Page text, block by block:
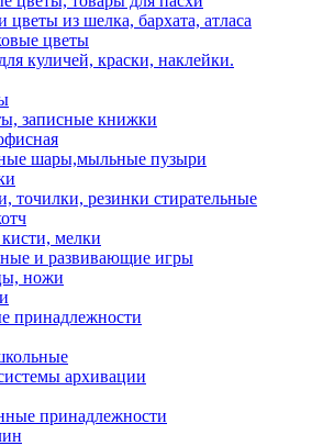
цветы из шелка, бархата, атласа
цветы
куличей, краски, наклейки.
записные книжки
шары,мыльные пузыри
точилки, резинки стирательные
мелки
и развивающие игры
ножи
принадлежности
архивации
принадлежности